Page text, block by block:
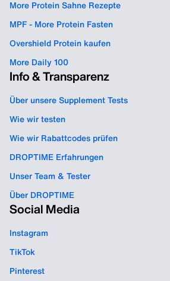
More Protein Sahne Rezepte
MPF - More Protein Fasten
Overshield Protein kaufen
More Daily 100
Info & Transparenz
Über unsere Supplement Tests
Wie wir testen
Wie wir Rabattcodes prüfen
DROPTIME Erfahrungen
Unser Team & Tester
Über DROPTIME
Social Media
Instagram
TikTok
Pinterest